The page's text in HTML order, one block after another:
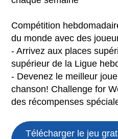
Compétition
du monde avec des
- Arrivez aux places
supérieur de la Ligue
- Devenez le meilleur
chanson! Challenge for
des récompenses
Télécharger le jeu